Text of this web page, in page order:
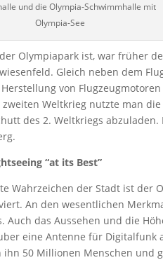
und die Olympia-Schwimmhalle mit
Olympia-See
Olympiapark ist, war früher
Gleich neben dem
von
zweiten Weltkrieg nutzte man
des 2. Weltkriegs
“at its Best”
Wahrzeichen der Stadt ist der
An den wesentlichen
Auch das Aussehen und die
eine Antenne für Digitalfunk
ihn 50 Millionen Menschen und